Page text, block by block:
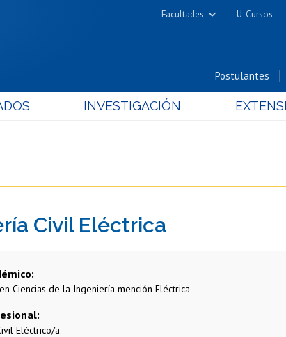
Facultades
Cs. Físicas y Matemáticas
Cs. Químicas y
U-Cursos
Postulantes
INVESTIGACIÓN
Civil Eléctrica
Ciencias de la Ingeniería mención Eléctrica
Eléctrico/a